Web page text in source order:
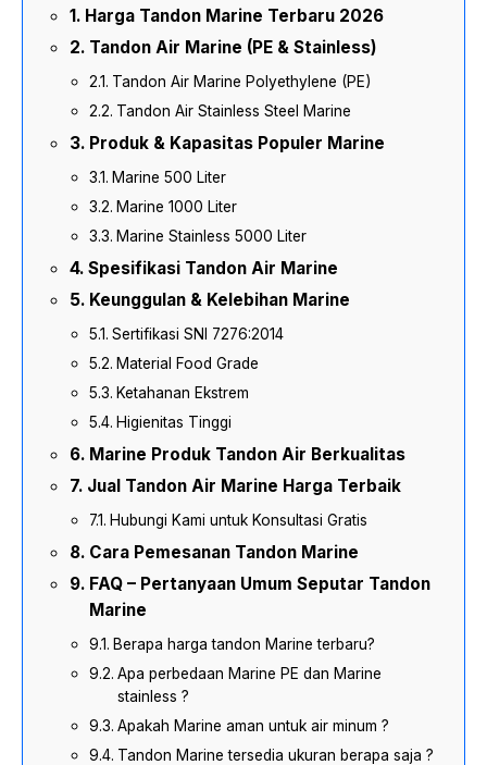
Harga Tandon Marine Terbaru 2026
Tandon Air Marine (PE & Stainless)
Tandon Air Marine Polyethylene (PE)
Tandon Air Stainless Steel Marine
Produk & Kapasitas Populer Marine
Marine 500 Liter
Marine 1000 Liter
Marine Stainless 5000 Liter
Spesifikasi Tandon Air Marine
Keunggulan & Kelebihan Marine
Sertifikasi SNI 7276:2014
Material Food Grade
Ketahanan Ekstrem
Higienitas Tinggi
Marine Produk Tandon Air Berkualitas
Jual Tandon Air Marine Harga Terbaik
Hubungi Kami untuk Konsultasi Gratis
Cara Pemesanan Tandon Marine
FAQ – Pertanyaan Umum Seputar Tandon
Marine
Berapa harga tandon Marine terbaru?
Apa perbedaan Marine PE dan Marine
stainless ?
Apakah Marine aman untuk air minum ?
Tandon Marine tersedia ukuran berapa saja ?